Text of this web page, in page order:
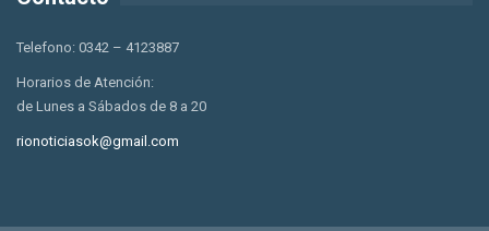
Telefono: 0342 – 4123887
Horarios de Atención:
de Lunes a Sábados de 8 a 20
rionoticiasok@gmail.com